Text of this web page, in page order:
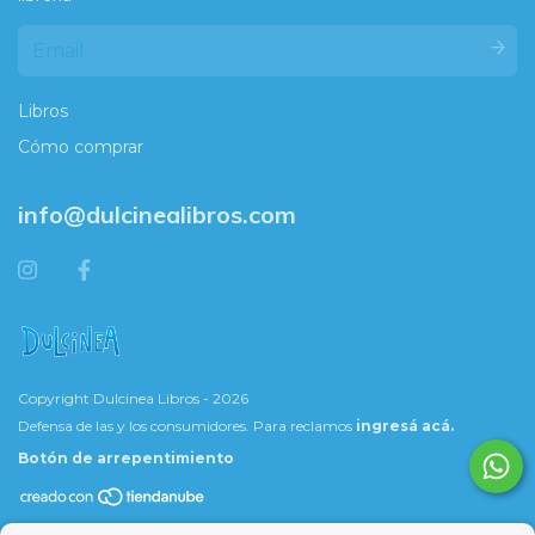
Libros
Cómo comprar
info@dulcinealibros.com
Copyright Dulcinea Libros - 2026
Defensa de las y los consumidores. Para reclamos ingresá acá.
Botón de arrepentimiento